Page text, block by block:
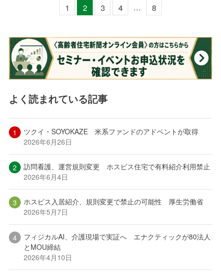
1 2 3 4 … 8
よく読まれている記事
ツクイ・SOYOKAZE 米系ファンドのアドベントが取得
2026年6月26日
訪問看護、運営規則変更 ホスピス住宅で有料紹介利用禁止
2026年6月4日
ホスピス入居紹介、規則変更で禁止の可能性 厚生労働省
2026年5月7日
フィジカルAI、介護現場で実証へ エナクティックが80法人
とMOU締結
2026年4月10日